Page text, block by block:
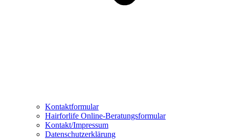
Kontaktformular
Hairforlife Online-Beratungsformular
Kontakt/Impressum
Datenschutzerklärung